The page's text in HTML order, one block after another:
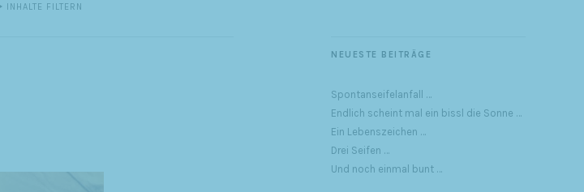
INHALTE FILTERN
NEUESTE BEITRÄGE
Spontanseifelanfall …
Endlich scheint mal ein bissl die Sonne …
Ein Lebenszeichen …
Drei Seifen …
Und noch einmal bunt …